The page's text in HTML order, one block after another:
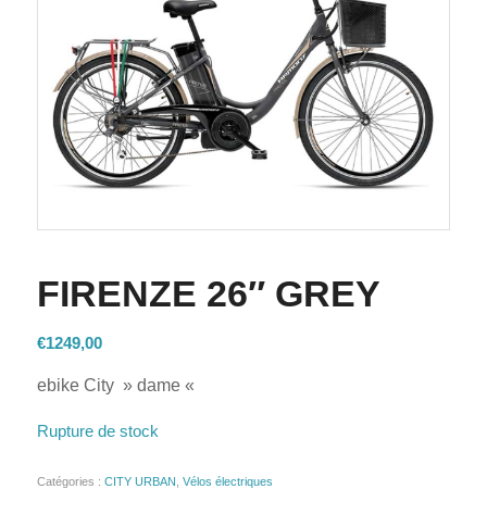
FIRENZE 26″ GREY
€1249,00
ebike City » dame «
Rupture de stock
Catégories : CITY URBAN Vélos électriques